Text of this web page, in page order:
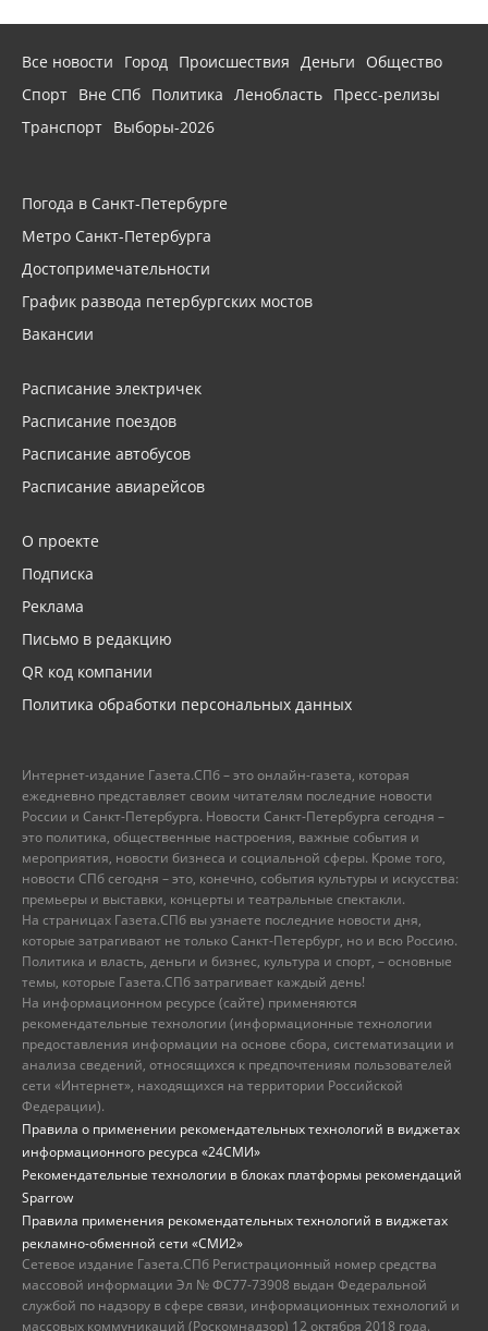
Все новости Город Происшествия Деньги
Общество
Спорт Вне СПб Политика Ленобласть Пресс-релизы
Транспорт Выборы-2026
Погода в Санкт-Петербурге
Метро Санкт-Петербурга
Достопримечательности
График развода петербургских мостов
Вакансии
Расписание электричек
Расписание поездов
Расписание автобусов
Расписание авиарейсов
О проекте
Подписка
Реклама
Письмо в редакцию
QR код компании
Политика обработки персональных данных
Интернет-издание Газета.СПб – это онлайн-газета, которая
ежедневно представляет своим читателям последние новости
России и Санкт-Петербурга. Новости Санкт-Петербурга сегодня –
это политика, общественные настроения, важные события и
мероприятия, новости бизнеса и социальной сферы. Кроме того,
новости СПб сегодня – это, конечно, события культуры и искусства:
премьеры и выставки, концерты и театральные спектакли.
На страницах Газета.СПб вы узнаете последние новости дня,
которые затрагивают не только Санкт-Петербург, но и всю Россию.
Политика и власть, деньги и бизнес, культура и спорт, – основные
темы, которые Газета.СПб затрагивает каждый день!
На информационном ресурсе (сайте) применяются
рекомендательные технологии (информационные технологии
предоставления информации на основе сбора, систематизации и
анализа сведений, относящихся к предпочтениям пользователей
сети «Интернет», находящихся на территории Российской
Федерации).
Правила о применении рекомендательных технологий в виджетах
информационного ресурса «24СМИ»
Рекомендательные технологии в блоках платформы рекомендаций
Sparrow
Правила применения рекомендательных технологий в виджетах
рекламно-обменной сети «СМИ2»
Сетевое издание Газета.СПб Регистрационный номер средства
массовой информации Эл № ФС77-73908 выдан Федеральной
службой по надзору в сфере связи, информационных технологий и
массовых коммуникаций (Роскомнадзор) 12 октября 2018 года.